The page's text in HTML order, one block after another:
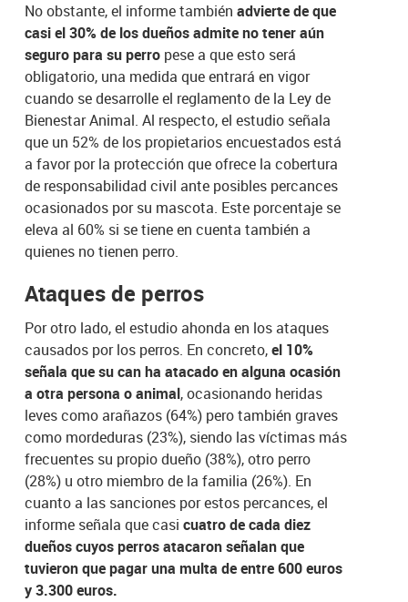
No obstante, el informe tambiénadvierte de que
casi el 30% de los dueños admite no tener aún
seguro para su perro pese a que esto será
obligatorio, una medida que entrará en vigor
cuando se desarrolle el reglamento de la Ley de
Bienestar Animal. Al respecto, el estudio señala
que un 52% de los propietarios encuestados está
a favor por la protección que ofrece la cobertura
de responsabilidad civil ante posibles percances
ocasionados por su mascota. Este porcentaje se
eleva al 60% si se tiene en cuenta también a
quienes no tienen perro.
Ataques de perros
Por otro lado, el estudio ahonda en los ataques
causados por los perros. En concreto,el 10%
señala que su can ha atacado en alguna ocasión
a otra persona o animal, ocasionando heridas
leves como arañazos (64%) pero también graves
como mordeduras (23%), siendo las víctimas más
frecuentes su propio dueño (38%), otro perro
(28%) u otro miembro de la familia (26%). En
cuanto a las sanciones por estos percances, el
informe señala que casicuatro de cada diez
dueños cuyos perros atacaron señalan que
tuvieron que pagar una multa de entre 600 euros
y 3.300 euros.